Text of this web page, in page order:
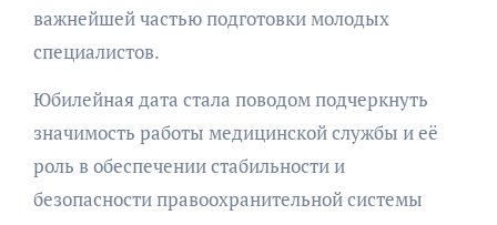
важнейшей частью подготовки молодых
специалистов.
Юбилейная дата стала поводом подчеркнуть
значимость работы медицинской службы и её
роль в обеспечении стабильности и
безопасности правоохранительной системы